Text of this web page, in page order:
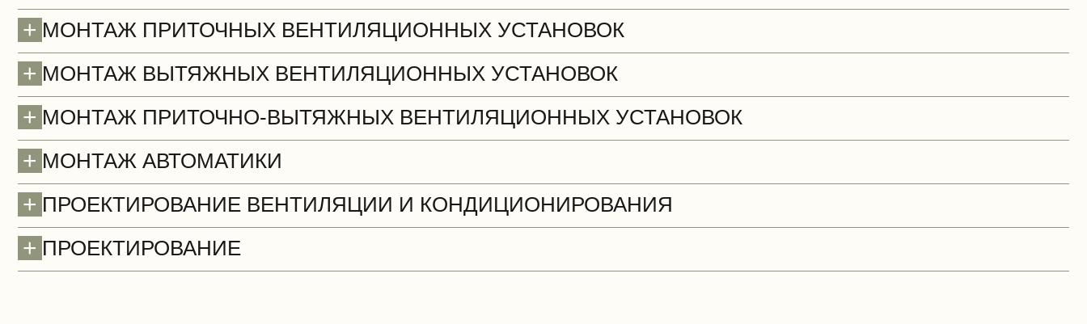
+ МОНТАЖ ПРИТОЧНЫХ ВЕНТИЛЯЦИОННЫХ УСТАНОВОК
+ МОНТАЖ ВЫТЯЖНЫХ ВЕНТИЛЯЦИОННЫХ УСТАНОВОК
+ МОНТАЖ ПРИТОЧНО-ВЫТЯЖНЫХ ВЕНТИЛЯЦИОННЫХ УСТАНОВОК
+ МОНТАЖ АВТОМАТИКИ
+ ПРОЕКТИРОВАНИЕ ВЕНТИЛЯЦИИ И КОНДИЦИОНИРОВАНИЯ
+ ПРОЕКТИРОВАНИЕ